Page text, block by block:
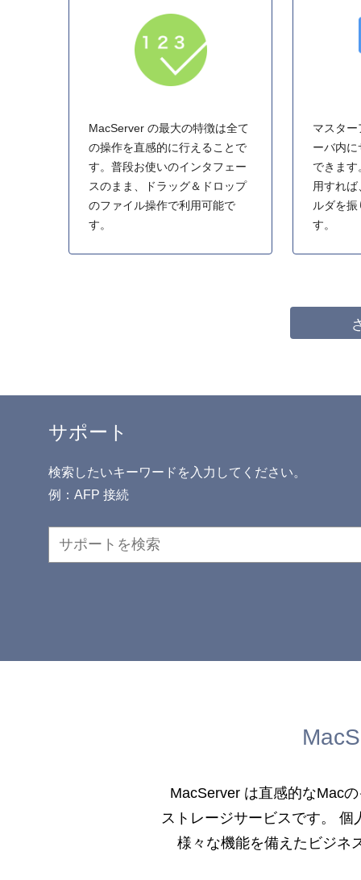
MacServer の最大の特徴は全て
の操作を直感的に行えることで
す。普段お使いのインタフェー
スのまま、ドラッグ＆ドロップ
のファイル操作で利用可能で
す。
マスタ
ーバ内
できま
用すれ
ルダを
す。
サポート
検索したいキーワードを入力してください。
例：AFP 接続
MacServer は直感的なMac
ストレージサービスです。
様々な機能を備えたビジネ